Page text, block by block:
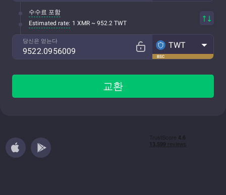
수수료 포함
Estimated rate: 1 XMR ~ 952.2 TWT
당신은 얻는다
BSC
TWT
교환